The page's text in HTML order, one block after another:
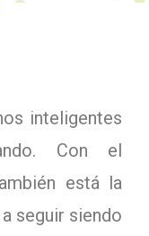
inteligentes
Con el
está la
seguir siendo